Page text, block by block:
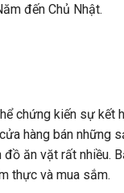
đến Chủ Nhật.
chứng kiến sự kết
hàng bán những
ăn vặt rất nhiều.
thực và mua sắm.